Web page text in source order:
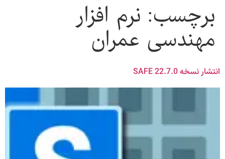
برچسب: نرم افزار
مهندسی عمران
انتشار نسخه SAFE 22.7.0